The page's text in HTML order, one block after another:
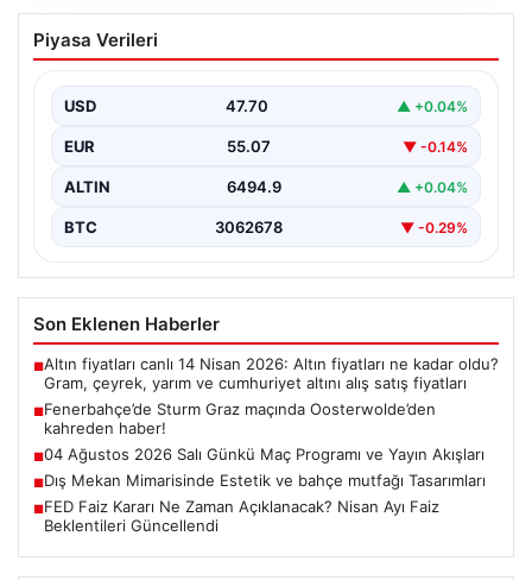
Fenerbahçe’de Sturm Graz maçında
Oosterwolde’den kahreden haber!
Piyasa Verileri
USD 47.70 ▲ +0.04%
EUR 55.07 ▼ -0.14%
ALTIN 6494.9 ▲ +0.04%
BTC 3062678 ▼ -0.29%
Son Eklenen Haberler
■Altın fiyatları canlı 14 Nisan 2026: Altın fiyatları ne kadar oldu?
Gram, çeyrek, yarım ve cumhuriyet altını alış satış fiyatları
■Fenerbahçe’de Sturm Graz maçında Oosterwolde’den
kahreden haber!
■04 Ağustos 2026 Salı Günkü Maç Programı ve Yayın Akışları
■Dış Mekan Mimarisinde Estetik ve bahçe mutfağı Tasarımları
■FED Faiz Kararı Ne Zaman Açıklanacak? Nisan Ayı Faiz
Beklentileri Güncellendi